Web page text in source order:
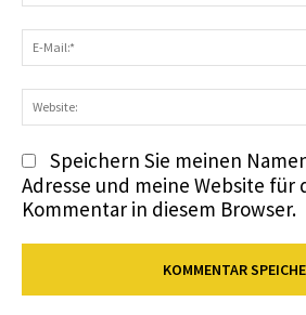
Speichern Sie meinen
Adresse und meine Website für
Kommentar in diesem Browser.